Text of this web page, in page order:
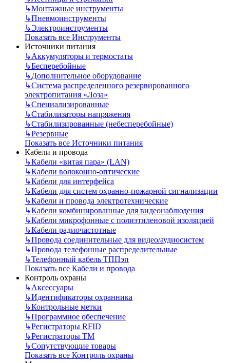
↳Монтажные инструменты
↳Пневмоинструменты
↳Электроинструменты
Показать все Инструменты
Источники питания
↳Аккумуляторы и термостаты
↳Бесперебойные
↳Дополнительное оборудование
↳Система распределенного резервированного
электропитания «Лоза»
↳Специализированные
↳Стабилизаторы напряжения
↳Стабилизированные (небесперебойные)
↳Резервные
Показать все Источники питания
Кабели и провода
↳Кабели «витая пара» (LAN)
↳Кабели волоконно-оптические
↳Кабели для интерфейса
↳Кабели для систем охранно-пожарной сигнализации
↳Кабели и провода электротехнические
↳Кабели комбинированные для видеонаблюдения
↳Кабели микрофонные с полиэтиленовой изоляцией
↳Кабели радиочастотные
↳Провода соединительные для видео/аудиосистем
↳Провода телефонные распределительные
↳Телефонный кабель ТППэп
Показать все Кабели и провода
Контроль охраны
↳Аксессуары
↳Идентификаторы охранника
↳Контрольные метки
↳Программное обеспечение
↳Регистраторы RFID
↳Регистраторы ТМ
↳Сопутствующие товары
Показать все Контроль охраны